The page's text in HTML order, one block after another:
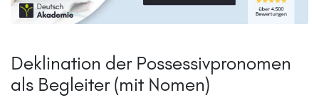
Deklination der Possessivpronomen
als Begleiter (mit Nomen)